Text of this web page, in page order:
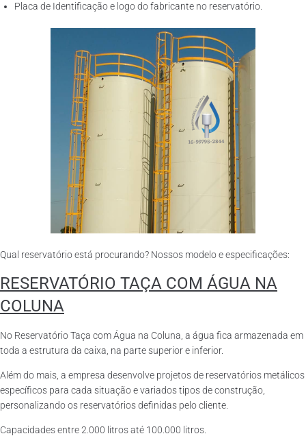
Placa de Identificação e logo do fabricante no reservatório.
Qual reservatório está procurando? Nossos modelo e especificações:
RESERVATÓRIO TAÇA COM ÁGUA NA
COLUNA
No Reservatório Taça com Água na Coluna, a água fica armazenada em
toda a estrutura da caixa, na parte superior e inferior.
Além do mais, a empresa desenvolve projetos de reservatórios metálicos
específicos para cada situação e variados tipos de construção,
personalizando os reservatórios definidas pelo cliente.
Capacidades entre 2.000 litros até 100.000 litros.